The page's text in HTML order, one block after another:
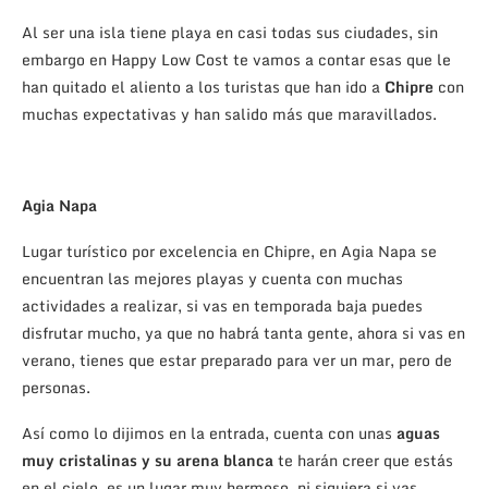
Al ser una isla tiene playa en casi todas sus ciudades, sin
embargo en Happy Low Cost te vamos a contar esas que le
han quitado el aliento a los turistas que han ido a Chipre con
muchas expectativas y han salido más que maravillados.
Agia Napa
Lugar turístico por excelencia en Chipre, en Agia Napa se
encuentran las mejores playas y cuenta con muchas
actividades a realizar, si vas en temporada baja puedes
disfrutar mucho, ya que no habrá tanta gente, ahora si vas en
verano, tienes que estar preparado para ver un mar, pero de
personas.
Así como lo dijimos en la entrada, cuenta con unas aguas
muy cristalinas y su arena blancate harán creer que estás